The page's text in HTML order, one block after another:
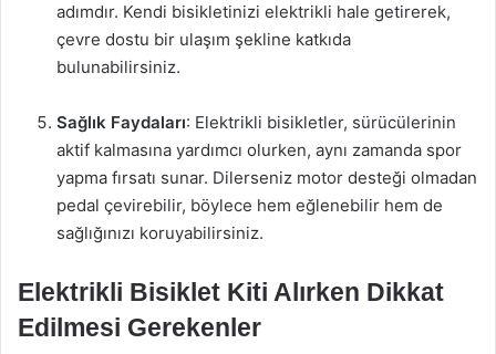
adımdır. Kendi bisikletinizi elektrikli hale getirerek,
çevre dostu bir ulaşım şekline katkıda
bulunabilirsiniz.
Sağlık Faydaları: Elektrikli bisikletler, sürücülerinin
aktif kalmasına yardımcı olurken, aynı zamanda spor
yapma fırsatı sunar. Dilerseniz motor desteği olmadan
pedal çevirebilir, böylece hem eğlenebilir hem de
sağlığınızı koruyabilirsiniz.
Elektrikli Bisiklet Kiti Alırken Dikkat
Edilmesi Gerekenler